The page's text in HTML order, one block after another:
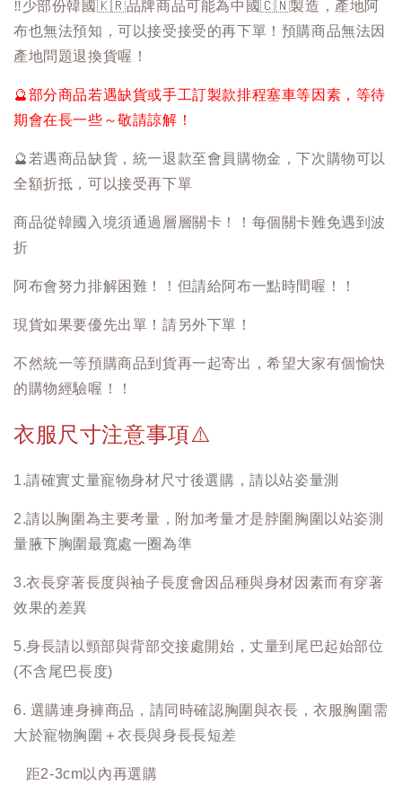
‼️少部份韓國 🇰🇷品牌商品可能為中國🇨🇳製造，產地阿
布也無法預知，可以接受接受的再下單！預購商品無法因
產地問題退換貨喔！
🔮部分商品若遇缺貨或手工訂製款排程塞車等因素，等待
期會在長一些～敬請諒解！
🔮 若遇商品缺貨，統一退款至會員購物金，下次購物可以
全額折抵，可以接受再下單
商品從韓國入境須通過層層關卡！！每個關卡難免遇到波
折
阿布會努力排解困難！！但請給阿布一點時間喔！！
現貨如果要優先出單！請另外下單！
不然統一等預購商品到貨再一起寄出，希望大家有個愉快
的購物經驗喔！！
衣服尺寸注意事項⚠️
1.請確實丈量寵物身材尺寸後選購，請以站姿量測
2.請以胸圍為主要考量，附加考量才是脖圍胸圍以站姿測
量腋下胸圍最寬處一圈為準
3.衣長穿著長度與袖子長度會因品種與身材因素而有穿著
效果的差異
5.身長請以頸部與背部交接處開始，丈量到尾巴起始部位
(不含尾巴長度)
6. 選購連身褲商品，請同時確認胸圍與衣長，衣服胸圍需
大於寵物胸圍＋衣長與身長長短差
距2-3cm以內再選購